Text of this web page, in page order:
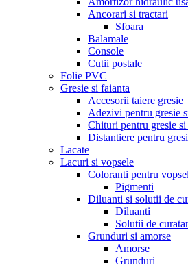
Ancorari si tractari
Sfoara
Balamale
Console
Cutii postale
Folie PVC
Gresie si faianta
Accesorii taiere gresie
Adezivi pentru gresie
Chituri pentru gresie si
Distantiere pentru
Lacate
Lacuri si vopsele
Coloranti pentru
Pigmenti
Diluanti si solutii de
Diluanti
Solutii de
Grunduri si amorse
Amorse
Grunduri